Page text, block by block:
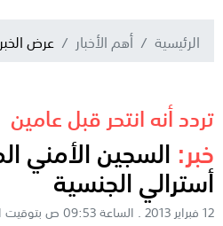
الرئيسية أهم الأخبار عرض الخبر
تردد أنه انتحر قبل عامين
خبر:
أسترالي الجنسية
12 فبراير 2013 . الساعة 09:53 ص بتوقيت القدس